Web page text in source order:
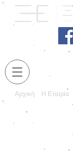
Αρχική Η Εταιρία